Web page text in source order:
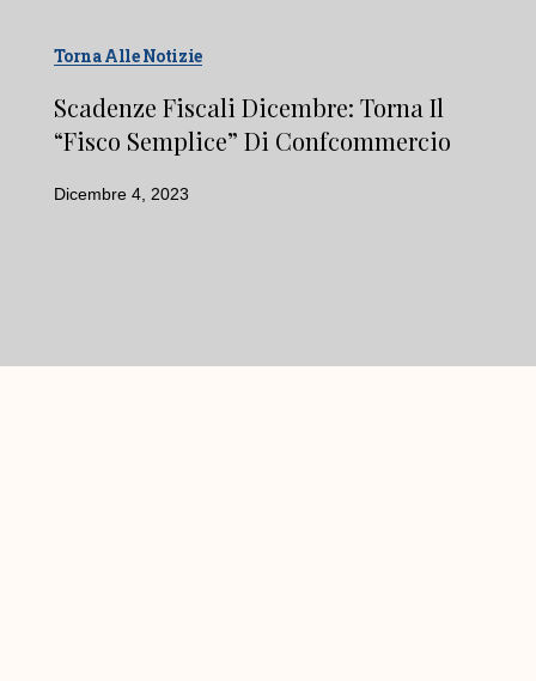
Torna Alle Notizie
Scadenze Fiscali Dicembre: Torna Il
“Fisco Semplice” Di Confcommercio
Dicembre 4, 2023